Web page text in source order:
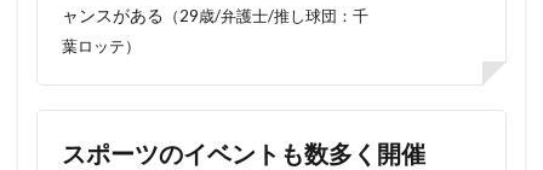
ャンスがある （29歳/弁護士/推し球団：千
葉ロッテ）
スポーツのイベントも数多く開催